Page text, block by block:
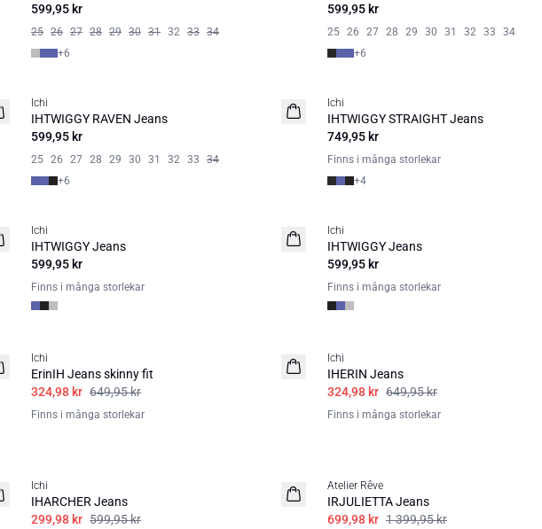
599,95 kr
25 26 27 28 29 30 31 32 33 34
+6
599,95 kr
25 26 27 28 29 30 31 32 33
34
+6
BASIC
Ichi
IHTWIGGY RAVEN Jeans
599,95 kr
25 26 27 28 29 30 31 32 33
34
+6
BASIC
Ichi
IHTWIGGY STRAIGHT Jeans
749,95 kr
Finns i många storlekar
+4
BASIC
Ichi
IHTWIGGY Jeans
599,95 kr
Finns i många storlekar
BASIC
Ichi
IHTWIGGY Jeans
599,95 kr
Finns i många storlekar
BASIC
Ichi
ErinIH Jeans skinny fit
324,98 kr 649,95 kr
Finns i många storlekar
BASIC
Ichi
IHERIN Jeans
324,98 kr 649,95 kr
Finns i många storlekar
Ichi
IHARCHER Jeans
299,98 kr 599,95 kr
Atelier Rêve
IRJULIETTA Jeans
699,98 kr 1 399,95 kr